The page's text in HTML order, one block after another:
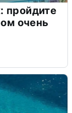
пройдите
очень